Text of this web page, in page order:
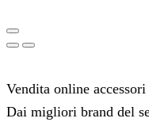
Vendita online
Dai migliori brand del